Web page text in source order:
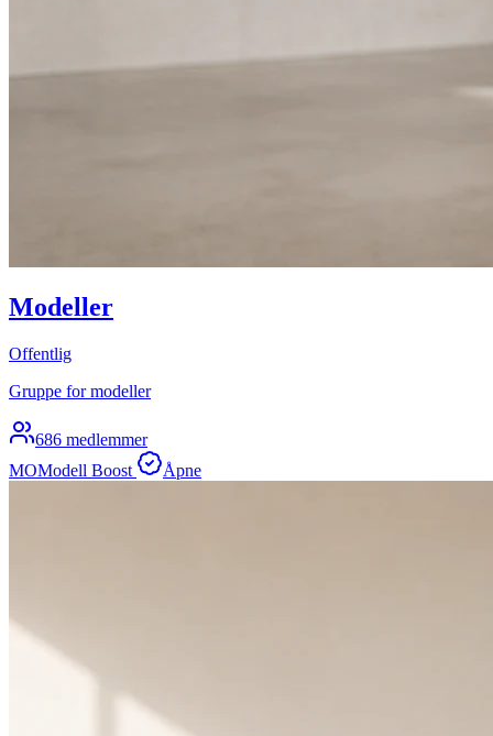
Modeller
Offentlig
Gruppe for modeller
686 medlemmer
MOModell Boost Åpne